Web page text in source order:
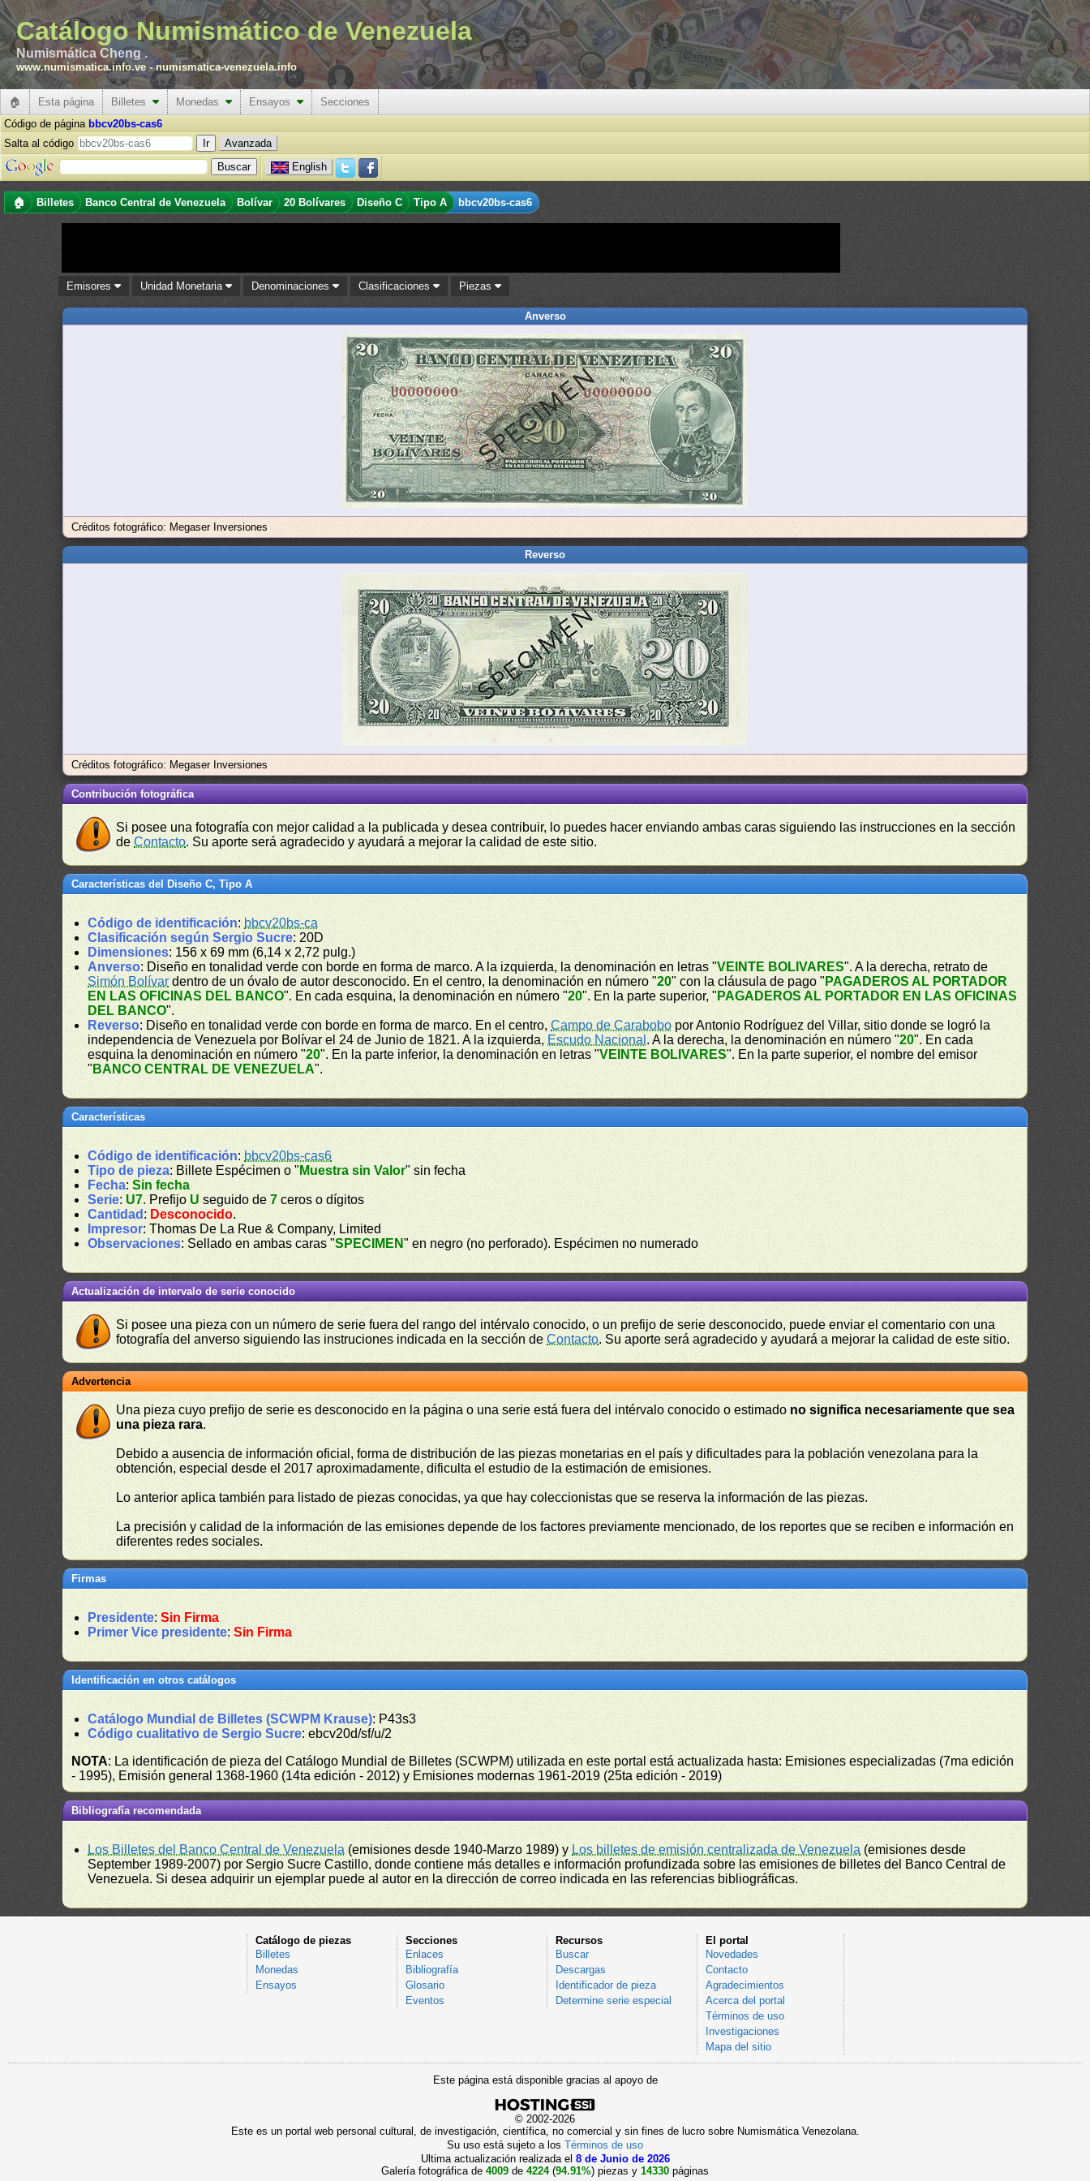
Catálogo Numismático de Venezuela
Numismática Cheng .
www.numismatica.info.ve -numismatica-venezuela.info
🏠 Esta página Billetes Monedas Ensayos
Secciones
Código de página bbcv20bs-cas6
Salta al código
Avanzada
English
🏠 Billetes Banco Central de Venezuela Bolívar 20 Bolívares Diseño C Tipo A bbcv20bs-cas6
Emisores Unidad Monetaria Denominaciones Clasificaciones Piezas
Anverso
Créditos fotográfico: Megaser Inversiones
Reverso
Créditos fotográfico: Megaser Inversiones
Contribución fotográfica
Si posee una fotografía con mejor calidad a la publicada y desea contribuir, lo puedes hacer enviando ambas caras siguiendo las instrucciones en la sección
deContacto. Su aporte será agradecido y ayudará a mejorar la calidad de este sitio.
Características del Diseño C, Tipo A
Código de identificación: bbcv20bs-ca
Clasificación según Sergio Sucre: 20D
Dimensiones: 156 x 69 mm (6,14 x 2,72 pulg.)
Anverso: Diseño en tonalidad verde con borde en forma de marco. A la izquierda, la denominación en letras "VEINTE BOLIVARES". A la derecha, retrato de
Simón Bolívardentro de un óvalo de autor desconocido. En el centro, la denominación en número "20" con la cláusula de pago " PAGADEROS AL PORTADOR
EN LAS OFICINAS DEL BANCO". En cada esquina, la denominación en número "20". En la parte superior, " PAGADEROS AL PORTADOR EN LAS OFICINAS
DEL BANCO".
Reverso: Diseño en tonalidad verde con borde en forma de marco. En el centro,Campo de Carabobo por Antonio Rodríguez del Villar, sitio donde se logró la
independencia de Venezuela por Bolívar el 24 de Junio de 1821. A la izquierda, Escudo Nacional . A la derecha, la denominación en número "20". En cada
esquina la denominación en número "20". En la parte inferior, la denominación en letras "VEINTE BOLIVARES". En la parte superior, el nombre del emisor
" BANCO CENTRAL DE VENEZUELA".
Características
Código de identificación: bbcv20bs-cas6
Tipo de pieza: Billete Espécimen o " Muestra sin Valor" sin fecha
Fecha:Sin fecha
Serie: U7. Prefijo U seguido de7 ceros o dígitos
Cantidad : Desconocido.
Impresor: Thomas De La Rue & Company, Limited
Observaciones: Sellado en ambas caras "SPECIMEN" en negro (no perforado). Espécimen no numerado
Actualización de intervalo de serie conocido
Si posee una pieza con un número de serie fuera del rango del intérvalo conocido, o un prefijo de serie desconocido, puede enviar el comentario con una
fotografía del anverso siguiendo las instruciones indicada en la sección deContacto. Su aporte será agradecido y ayudará a mejorar la calidad de este sitio.
Advertencia
Una pieza cuyo prefijo de serie es desconocido en la página o una serie está fuera del intérvalo conocido o estimado no significa necesariamente que sea
una pieza rara.
Debido a ausencia de información oficial, forma de distribución de las piezas monetarias en el país y dificultades para la población venezolana para la
obtención, especial desde el 2017 aproximadamente, dificulta el estudio de la estimación de emisiones.
Lo anterior aplica también para listado de piezas conocidas, ya que hay coleccionistas que se reserva la información de las piezas.
La precisión y calidad de la información de las emisiones depende de los factores previamente mencionado, de los reportes que se reciben e información en
diferentes redes sociales.
Firmas
Presidente:Sin Firma
Primer Vice presidente:Sin Firma
Identificación en otros catálogos
Catálogo Mundial de Billetes (SCWPM Krause): P43s3
Código cualitativo de Sergio Sucre: ebcv20d/sf/u/2
NOTA: La identificación de pieza del Catálogo Mundial de Billetes (SCWPM) utilizada en este portal está actualizada hasta: Emisiones especializadas (7ma edición
- 1995), Emisión general 1368-1960 (14ta edición - 2012) y Emisiones modernas 1961-2019 (25ta edición - 2019)
Bibliografía recomendada
Los Billetes del Banco Central de Venezuela (emisiones desde 1940-Marzo 1989) y Los billetes de emisión centralizada de Venezuela (emisiones desde
September 1989-2007) por Sergio Sucre Castillo, donde contiene más detalles e información profundizada sobre las emisiones de billetes del Banco Central de
Venezuela. Si desea adquirir un ejemplar puede al autor en la dirección de correo indicada en las referencias bibliográficas.
Catálogo de piezas
Billetes
Monedas
Ensayos
Secciones
Enlaces
Bibliografía
Glosario
Eventos
Recursos
Buscar
Descargas
Identificador de pieza
Determine serie especial
El portal
Novedades
Contacto
Agradecimientos
Acerca del portal
Términos de uso
Investigaciones
Mapa del sitio
Este página está disponible gracias al apoyo de
© 2002-2026
Este es un portal web personal cultural, de investigación, científica, no comercial y sin fines de lucro sobre Numismática Venezolana.
Su uso está sujeto a los Términos de uso
Ultima actualización realizada el 8 de Junio de 2026
Galería fotográfica de 4009 de 4224(94.91%) piezas y 14330 páginas